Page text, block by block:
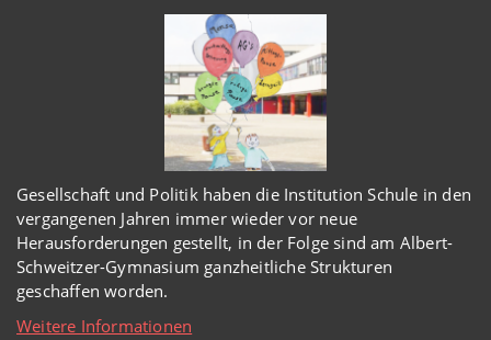
Gesellschaft und Politik haben die Institution Schule in den
vergangenen Jahren immer wiedervor neue
Herausforderungen gestellt, in der Folge sind am Albert-
Schweitzer-Gymnasium ganzheitliche Strukturen
geschaffen worden.
Weitere Informationen